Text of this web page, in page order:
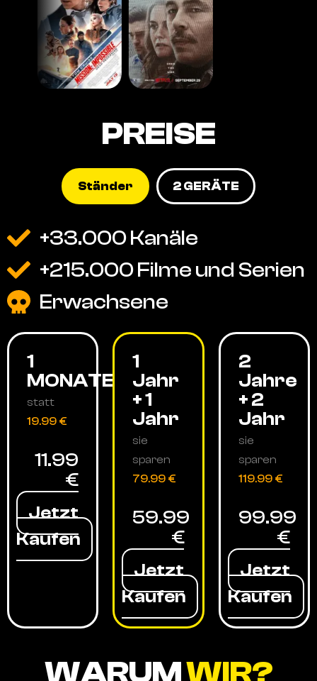
PREISE
Ständer 2 GERÄTE
+33.000 Kanäle
+215.000 Filme und Serien
Erwachsene
1
MONATE
statt
19.99 €
11.99
€
Jetzt
Kaufen
1
Jahr
+ 1
Jahr
sie
sparen
79.99 €
59.99
€
Jetzt
Kaufen
2
Jahre
+ 2
Jahr
sie
sparen
119.99 €
99.99
€
Jetzt
Kaufen
WARUMWIR?